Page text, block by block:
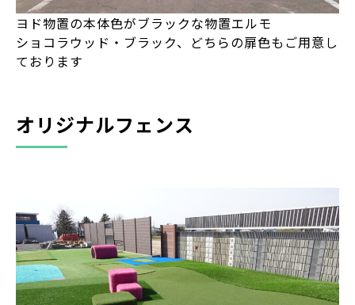
ヨド物置の本体色がブラックな物置エルモ
ショコラウッド・ブラック、どちらの扉色もご用意し
ております
オリジナルフェンス